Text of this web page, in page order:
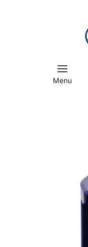
Menu